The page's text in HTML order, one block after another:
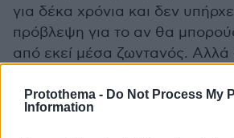
Protothema - Do Not Process My
Information
για δέκα χρόνια και δεν
πρόβλεψη για το αν θα
από εκεί μέσα ζωντανός.
του με την Λιουντμίλα
υπόλοιπα γραπτά του ενόσω